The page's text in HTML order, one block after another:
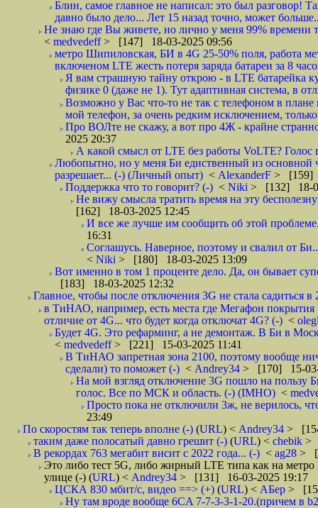
Блин, самое главное не написал: это был разговор!
давно было дело... Лет 15 назад точно, может
Не знаю где Вы живете, но лично у меня 99% времени
< medvedeff> [147] 18-03-2025 09:56
метро Шипиловская, БИ в 4G 25-50% поля, работа
включеном LTE жесть потеря заряда батареи за 8
Я вам страшную тайну открою - в LTE батарейка
физике 0 (даже не 1). Тут адаптивная система, в
Возможно у Вас что-то не так с телефоном в
мой телефон, за очень редким исключением,
Про ВОЛте не скажу, а вот про 4Ж - крайне
2025 20:37
А какой смысл от LTE без работы VoLTE? Голос
Любопытно, но у меня Би едиственный из основной
разрешает... (-) (Личный опыт) < AlexanderF > [159]
Поддержка что то говорит? (-) < Niki > [132] 18-
Не вижу смысла тратить время на эту
[162] 18-03-2025 12:45
И все же лучше им сообщить об этой
16:31
Соглашусь. Наверное, поэтому и свалил от
< Niki > [180] 18-03-2025 13:09
Вот именно в том 1 проценте дело. Да, он бывает
[183] 18-03-2025 12:32
Главное, чтобы после отключения 3G не стала садиться
в ТиНАО, например, есть места где Мегафон покрытия
отличие от 4G... что будет когда отключат 4G? (-) <
Будет 4G. Это рефарминг, а не демонтаж. В Би в
< medvedeff> [221] 15-03-2025 11:41
В ТиНАО запретная зона 2100, поэтому вообще
сделали) то поможет (-) < Andrey34 > [170] 15-03-
На мой взгляд отключение 3G пошло на пользу
голос. Все по МСК и область. (-) (IMHO) <
Просто пока не отключили 3ж, не верилось,
23:49
По скоростям так теперь вполне (-) (URL) < Andrey34 >
таким даже полосатый давно грешит (-) (URL) < chebik >
В рекордах 763 мегабит висит с 2022 года... (-) < ag28 >
Это либо тест 5G, либо жирный LTE типа как на
улице (-) (URL) < Andrey34 > [131] 16-03-2025 19:17
ЦСКА 830 мбит/с, видео ==> (+) (URL) < АБер >
Ну там вроде вообще 6CA 7-7-3-3-1-20.(причем в